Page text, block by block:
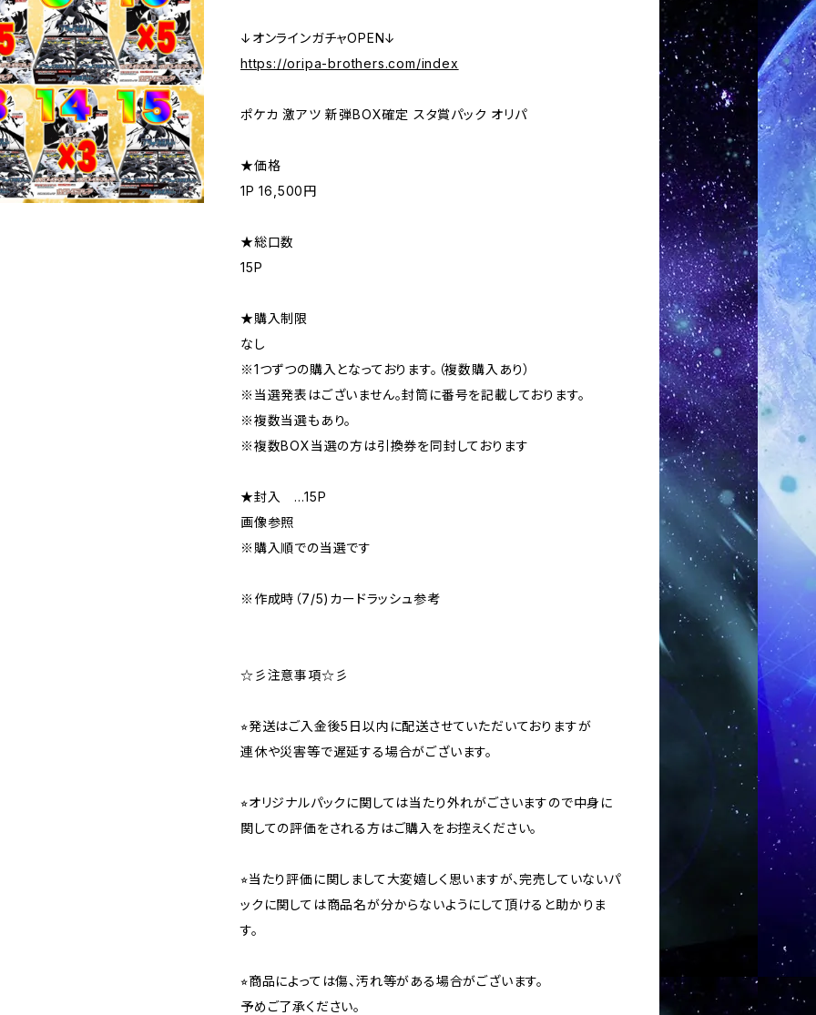
↓オンラインガチャOPEN↓
https://oripa-brothers.com/index
ポケカ 激アツ 新弾BOX確定 スタ賞パック オリパ
★価格
1P 16,500円
★総口数
15P
★購入制限
なし
※1つずつの購入となっております。（複数購入あり）
※当選発表はございません。封筒に番号を記載しております。
※複数当選もあり。
※複数BOX当選の方は引換券を同封しております
★封入 …15P
画像参照
※購入順での当選です
※作成時（7/5)カードラッシュ参考
☆彡注意事項☆彡
⭐︎発送はご入金後5日以内に配送させていただいておりますが
連休や災害等で遅延する場合がございます。
⭐︎オリジナルパックに関しては当たり外れがごさいますので中身に
関しての評価をされる方はご購入をお控えください。
⭐︎当たり評価に関しまして大変嬉しく思いますが、完売していないパ
ックに関しては商品名が分からないようにして頂けると助かりま
す。
⭐︎商品によっては傷、汚れ等がある場合がございます。
予めご了承ください。